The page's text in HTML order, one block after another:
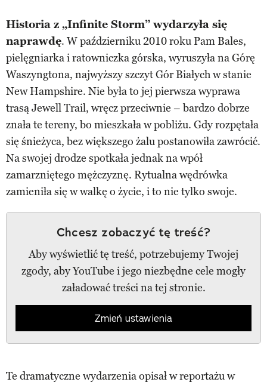
Historia z „Infinite Storm” wydarzyła się
naprawdę. W październiku 2010 roku Pam Bales,
pielęgniarka i ratowniczka górska, wyruszyła na Górę
Waszyngtona, najwyższy szczyt Gór Białych w stanie
New Hampshire. Nie była to jej pierwsza wyprawa
trasą Jewell Trail, wręcz przeciwnie – bardzo dobrze
znała te tereny, bo mieszkała w pobliżu. Gdy rozpętała
się śnieżyca, bez większego żalu postanowiła zawrócić.
Na swojej drodze spotkała jednak na wpół
zamarzniętego mężczyznę. Rytualna wędrówka
zamieniła się w walkę o życie, i to nie tylko swoje.
Chcesz zobaczyć tę treść?
Aby wyświetlić tę treść, potrzebujemy Twojej
zgody, aby YouTube i jego niezbędne cele mogły
załadować treści na tej stronie.
Zmień ustawienia
Te dramatyczne wydarzenia opisał w reportażu w